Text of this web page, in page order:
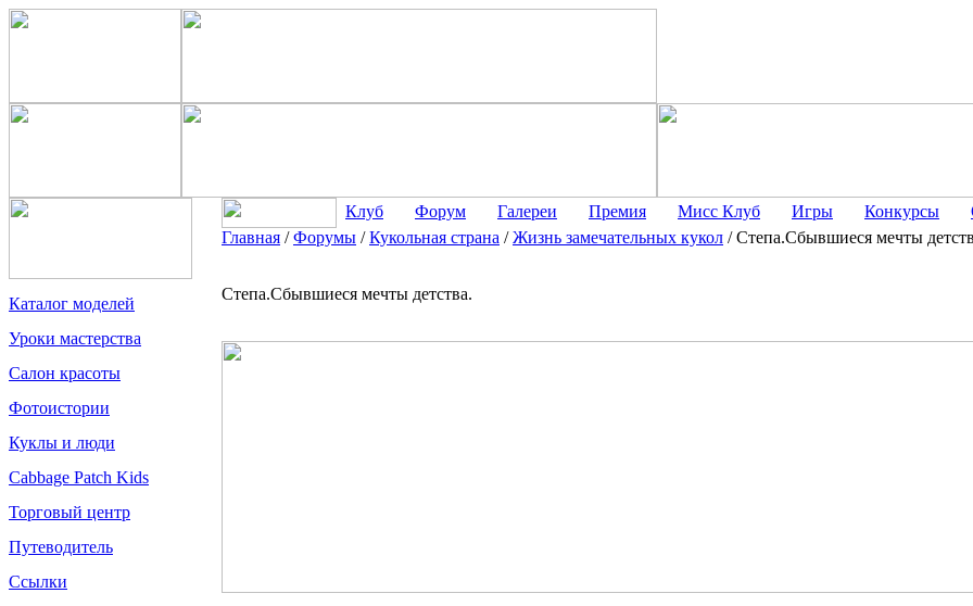
Каталог моделей
Уроки мастерства
Салон красоты
Фотоистории
Куклы и люди
Cabbage Patch Kids
Торговый центр
Путеводитель
Ссылки
Клуб Форум Галереи Премия Мисс Клуб Игры Конкурсы
Главная /Форумы /Кукольная страна /Жизнь замечательных кукол /Степа.Сбывшиеся мечты
Степа.Сбывшиеся мечты детства.